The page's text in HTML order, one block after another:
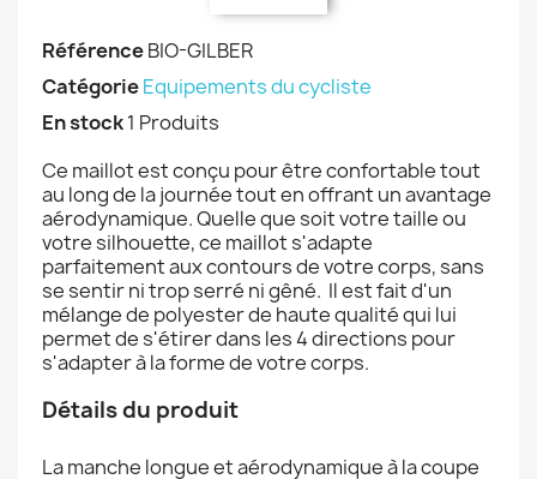
RéférenceBIO-GILBER
CatégorieEquipements du cycliste
En stock1 Produits
Ce maillot est conçu pour être confortable tout
au long de la journée tout en offrant un avantage
aérodynamique. Quelle que soit votre taille ou
votre silhouette, ce maillot s'adapte
parfaitement aux contours de votre corps, sans
se sentir ni trop serré ni gêné. Il est fait d'un
mélange de polyester de haute qualité qui lui
permet de s'étirer dans les 4 directions pour
s'adapter à la forme de votre corps.
Détails du produit
La manche longue et aérodynamique à la coupe